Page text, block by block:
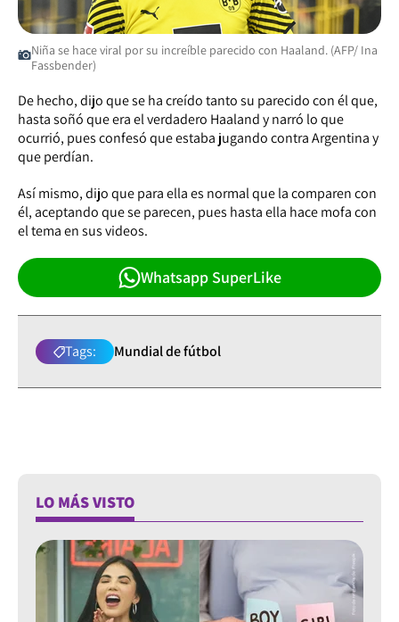
Niña se hace viral por su increíble parecido con Haaland. (AFP/ Ina
Fassbender)
De hecho, dijo que se ha creído tanto su parecido con él que,
hasta soñó que era el verdadero Haaland y narró lo que
ocurrió, pues confesó que estaba jugando contra Argentina y
que perdían.
Así mismo, dijo que para ella es normal que la comparen con
él, aceptando que se parecen, pues hasta ella hace mofa con
el tema en sus videos.
Whatsapp SuperLike
Tags: Mundial de fútbol
LO MÁS VISTO